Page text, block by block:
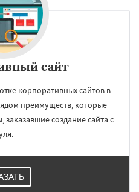
сайт
корпоративных сайтов в
преимуществ, которые
создание сайта с